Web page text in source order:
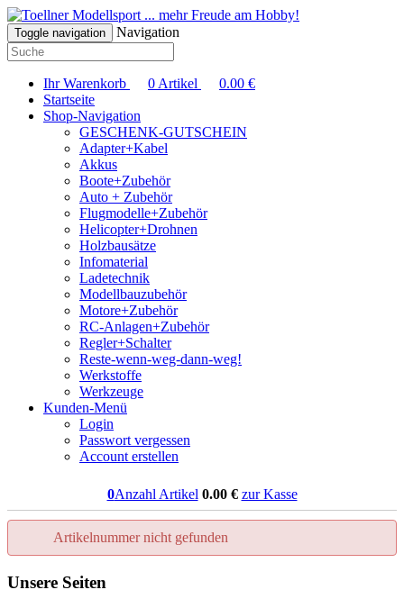
... mehr Freude am Hobby!
Toggle navigation Navigation
Ihr Warenkorb 0 Artikel 0.00 €
Startseite
Shop-Navigation
GESCHENK-GUTSCHEIN
Adapter+Kabel
Akkus
Boote+Zubehör
Auto + Zubehör
Flugmodelle+Zubehör
Helicopter+Drohnen
Holzbausätze
Infomaterial
Ladetechnik
Modellbauzubehör
Motore+Zubehör
RC-Anlagen+Zubehör
Regler+Schalter
Reste-wenn-weg-dann-weg!
Werkstoffe
Werkzeuge
Kunden-Menü
Login
Passwort vergessen
Account erstellen
0Anzahl Artikel 0.00€ zur Kasse
Artikelnummer nicht gefunden
Unsere Seiten